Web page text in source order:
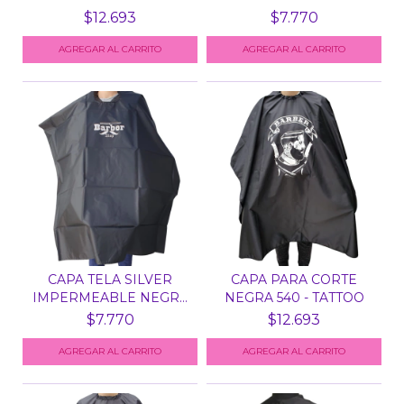
PI...
$12.693
533 -...
$7.770
CAPA TELA SILVER
IMPERMEABLE NEGRA
533 -...
$7.770
CAPA PARA CORTE
NEGRA 540 - TATTOO
$12.693